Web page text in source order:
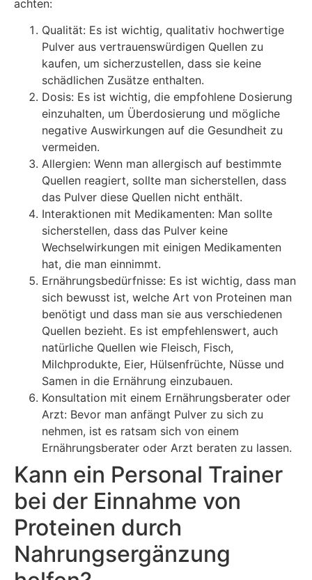
achten:
Qualität: Es ist wichtig, qualitativ hochwertige
Pulver aus vertrauenswürdigen Quellen zu
kaufen, um sicherzustellen, dass sie keine
schädlichen Zusätze enthalten.
Dosis: Es ist wichtig, die empfohlene Dosierung
einzuhalten, um Überdosierung und mögliche
negative Auswirkungen auf die Gesundheit zu
vermeiden.
Allergien: Wenn man allergisch auf bestimmte
Quellen reagiert, sollte man sicherstellen, dass
das Pulver diese Quellen nicht enthält.
Interaktionen mit Medikamenten: Man sollte
sicherstellen, dass das Pulver keine
Wechselwirkungen mit einigen Medikamenten
hat, die man einnimmt.
Ernährungsbedürfnisse: Es ist wichtig, dass man
sich bewusst ist, welche Art von Proteinen man
benötigt und dass man sie aus verschiedenen
Quellen bezieht. Es ist empfehlenswert, auch
natürliche Quellen wie Fleisch, Fisch,
Milchprodukte, Eier, Hülsenfrüchte, Nüsse und
Samen in die Ernährung einzubauen.
Konsultation mit einem Ernährungsberater oder
Arzt: Bevor man anfängt Pulver zu sich zu
nehmen, ist es ratsam sich von einem
Ernährungsberater oder Arzt beraten zu lassen.
Kann ein Personal Trainer
bei der Einnahme von
Proteinen durch
Nahrungsergänzung